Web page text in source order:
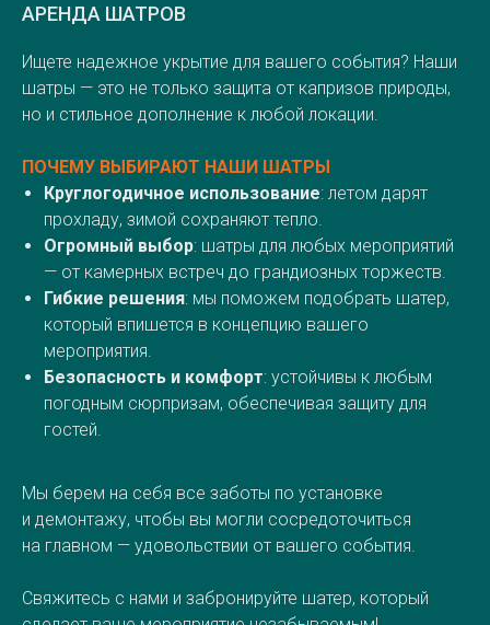
АРЕНДА ШАТРОВ
Ищете надежное укрытие для вашего события? Наши
шатры — это не только защита от капризов природы,
но и стильное дополнение к любой локации.
ПОЧЕМУ ВЫБИРАЮТ НАШИ ШАТРЫ
Круглогодичное использование: летом дарят
прохладу, зимой сохраняют тепло.
Огромный выбор: шатры для любых мероприятий
— от камерных встреч до грандиозных торжеств.
Гибкие решения: мы поможем подобрать шатер,
который впишется в концепцию вашего
мероприятия.
Безопасность и комфорт: устойчивы к любым
погодным сюрпризам, обеспечивая защиту для
гостей.
Мы берем на себя все заботы по установке
и демонтажу, чтобы вы могли сосредоточиться
на главном — удовольствии от вашего события.
Свяжитесь с нами и забронируйте шатер, который